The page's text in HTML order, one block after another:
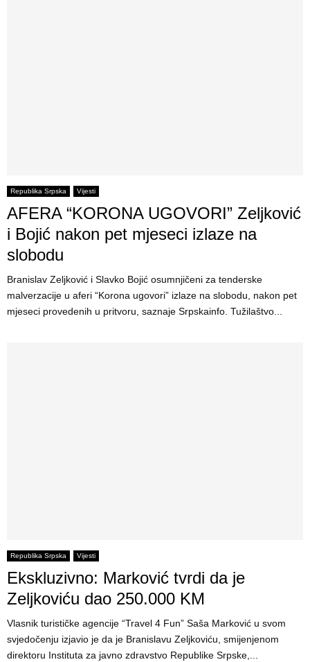
Republika Srpska Vijesti
AFERA “KORONA UGOVORI” Zeljković
i Bojić nakon pet mjeseci izlaze na
slobodu
Branislav Zeljković i Slavko Bojić osumnjičeni za tenderske
malverzacije u aferi “Korona ugovori” izlaze na slobodu, nakon pet
mjeseci provedenih u pritvoru, saznaje Srpskainfo. Tužilaštvo...
Republika Srpska Vijesti
Ekskluzivno: Marković tvrdi da je
Zeljkoviću dao 250.000 KM
Vlasnik turističke agencije “Travel 4 Fun” Saša Marković u svom
svjedočenju izjavio je da je Branislavu Zeljkoviću, smijenjenom
direktoru Instituta za javno zdravstvo Republike Srpske,...